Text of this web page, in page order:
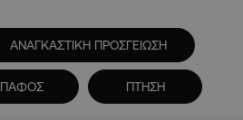
ΑΝΑΓΚΑΣΤΙΚΗ ΠΡΟΣΓΕΙΩΣΗ
ΠΑΦΟΣ ΠΤΗΣΗ